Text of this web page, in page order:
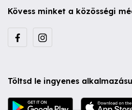
Kövess minket a közösségi
Töltsd le ingyenes